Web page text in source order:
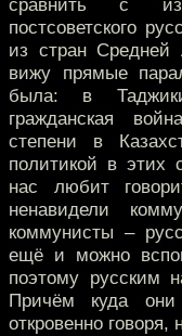
сравнить с
постсоветского
из стран
вижу прямые
была: в
гражданская
степени в
политикой в этих
нас любит
ненавидели
коммунисты –
ещё и можно
поэтому русским
Причём куда они
откровенно говоря,